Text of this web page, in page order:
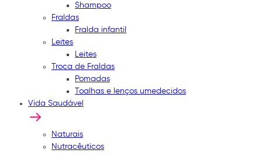
Shampoo
Fraldas
Fralda infantil
Leites
Leites
Troca de Fraldas
Pomadas
Toalhas e lenços umedecidos
Vida Saudável
Naturais
Nutracêuticos